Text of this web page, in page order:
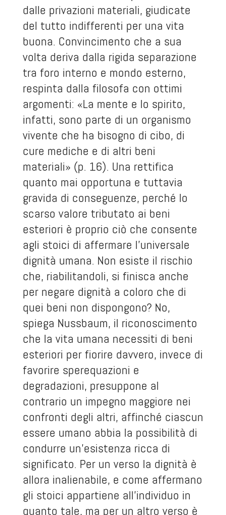
dalle privazioni materiali, giudicate
del tutto indifferenti per una vita
buona. Convincimento che a sua
volta deriva dalla rigida separazione
tra foro interno e mondo esterno,
respinta dalla filosofa con ottimi
argomenti: «La mente e lo spirito,
infatti, sono parte di un organismo
vivente che ha bisogno di cibo, di
cure mediche e di altri beni
materiali» (p. 16). Una rettifica
quanto mai opportuna e tuttavia
gravida di conseguenze, perché lo
scarso valore tributato ai beni
esteriori è proprio ciò che consente
agli stoici di affermare l’universale
dignità umana. Non esiste il rischio
che, riabilitandoli, si finisca anche
per negare dignità a coloro che di
quei beni non dispongono? No,
spiega Nussbaum, il riconoscimento
che la vita umana necessiti di beni
esteriori per fiorire davvero, invece di
favorire sperequazioni e
degradazioni, presuppone al
contrario un impegno maggiore nei
confronti degli altri, affinché ciascun
essere umano abbia la possibilità di
condurre un’esistenza ricca di
significato. Per un verso la dignità è
allora inalienabile, e come affermano
gli stoici appartiene all’individuo in
quanto tale, ma per un altro verso è